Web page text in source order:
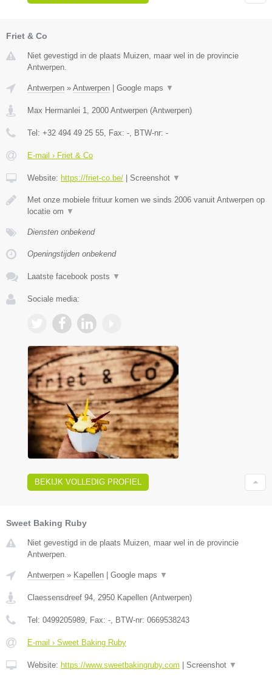
Friet & Co
Niet gevestigd in de plaats Muizen, maar wel in de provincie
Antwerpen.
Antwerpen » Antwerpen Google maps ▼
Max Hermanlei 1 2000 Antwerpen (Antwerpen)
Tel: +32 494 49 25 55 , Fax: - , BTW-nr: -
E-mail › Friet & Co
Website: https://friet-co.be/ Screenshot ▼
Met onze mobiele frituur komen we sinds 2006 vanuit Antwerpen op
locatie om ▼
Diensten onbekend
Openingstijden onbekend
Laatste facebook posts ▼
Sociale media:
BEKIJK VOLLEDIG PROFIEL
Sweet Baking Ruby
Niet gevestigd in de plaats Muizen, maar wel in de provincie
Antwerpen.
Antwerpen » Kapellen Google maps ▼
Claessensdreef 94, 2950 Kapellen (Antwerpen)
Tel: 0499205989, Fax: -, BTW-nr: 0669538243
E-mail › Sweet Baking Ruby
Website: https://www.sweetbakingruby.com Screenshot ▼